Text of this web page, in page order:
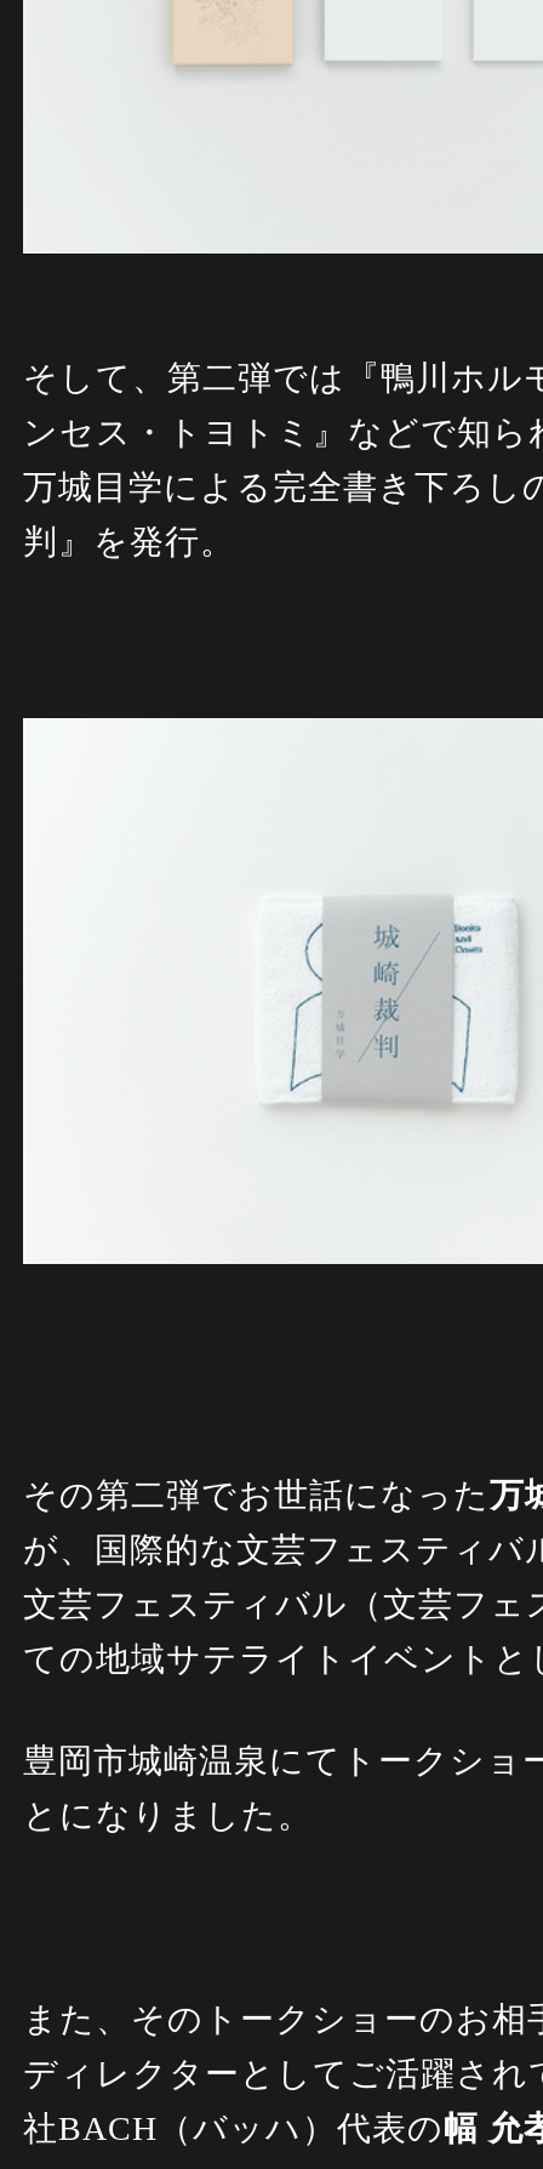
そして、 第二弾では『鴨川ホル
ンセス・トヨトミ』などで知ら
万城目学による完全書き下ろし
判 』を発行。
その第二弾でお世話になった万
が、
国際的な文芸フェスティバ
文芸フェスティバル（文芸フェ
ての地域サテライトイベント
豊岡市城崎温泉にてトークショ
とになりました。
また、そのトークショーのお相
ディレクターとしてご活躍され
社BACH（バッハ）代表の幅 允